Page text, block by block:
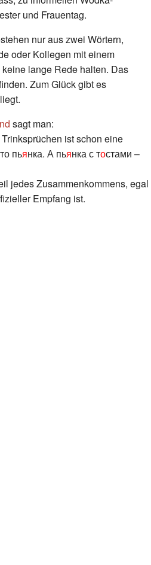
und Frauentag.
nur aus zwei Wörtern,
oder Kollegen mit einem
lange Rede halten. Das
Zum Glück gibt es
sagt man:
ist schon eine
то пьянка. А пьянка с тостами –
jedes Zusammenkommens, egal
Empfang ist.